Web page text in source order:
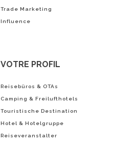
Trade Marketing
Influence
VOTRE PROFIL
Reisebüros & OTAs
Camping & Freilufthotels
Touristische Destination
Hotel & Hotelgruppe
Reiseveranstalter